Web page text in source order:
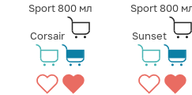
Sport 800 мл
Corsair
Sport 800
Sunset